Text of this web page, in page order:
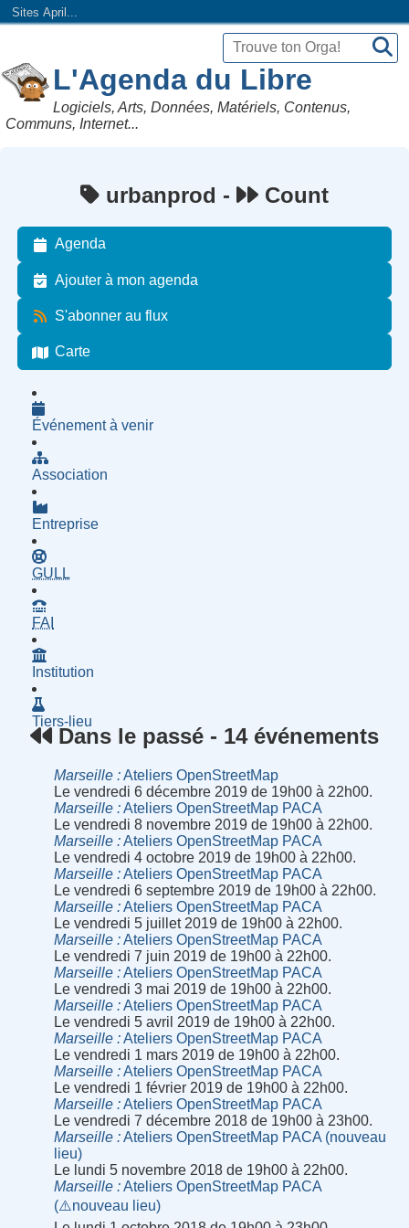
Sites April...
L'Agenda du Libre
Logiciels, Arts, Données, Matériels, Contenus,
Communs, Internet...
urbanprod - Count
Agenda
Ajouter à mon agenda
S'abonner au flux
Carte
Événement à venir
Association
Entreprise
GULL
FAI
Institution
Tiers-lieu
Dans le passé - 14 événements
Marseille
Ateliers OpenStreetMap
Le vendredi 6 décembre 2019 de 19h00 à 22h00.
Marseille
Ateliers OpenStreetMap PACA
Le vendredi 8 novembre 2019 de 19h00 à 22h00.
Marseille
Ateliers OpenStreetMap PACA
Le vendredi 4 octobre 2019 de 19h00 à 22h00.
Marseille
Ateliers OpenStreetMap PACA
Le vendredi 6 septembre 2019 de 19h00 à 22h00.
Marseille
Ateliers OpenStreetMap PACA
Le vendredi 5 juillet 2019 de 19h00 à 22h00.
Marseille
Ateliers OpenStreetMap PACA
Le vendredi 7 juin 2019 de 19h00 à 22h00.
Marseille
Ateliers OpenStreetMap PACA
Le vendredi 3 mai 2019 de 19h00 à 22h00.
Marseille
Ateliers OpenStreetMap PACA
Le vendredi 5 avril 2019 de 19h00 à 22h00.
Marseille
Ateliers OpenStreetMap PACA
Le vendredi 1 mars 2019 de 19h00 à 22h00.
Marseille
Ateliers OpenStreetMap PACA
Le vendredi 1 février 2019 de 19h00 à 22h00.
Marseille
Ateliers OpenStreetMap PACA
Le vendredi 7 décembre 2018 de 19h00 à 23h00.
Marseille
Ateliers OpenStreetMap PACA (nouveau
lieu)
Le lundi 5 novembre 2018 de 19h00 à 22h00.
Marseille
Ateliers OpenStreetMap PACA
(⚠️nouveau lieu)